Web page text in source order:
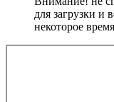
для загрузки и
некоторое